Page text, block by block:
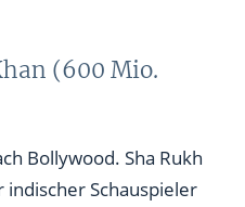
(600 Mio.
Bollywood. Sha Rukh
Schauspieler